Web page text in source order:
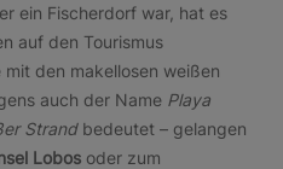
ein Fischerdorf war, hat es
auf den Tourismus
den makellosen weißen
auch der Name Playa
Strandbedeutet – gelangen
Lobos oder zum